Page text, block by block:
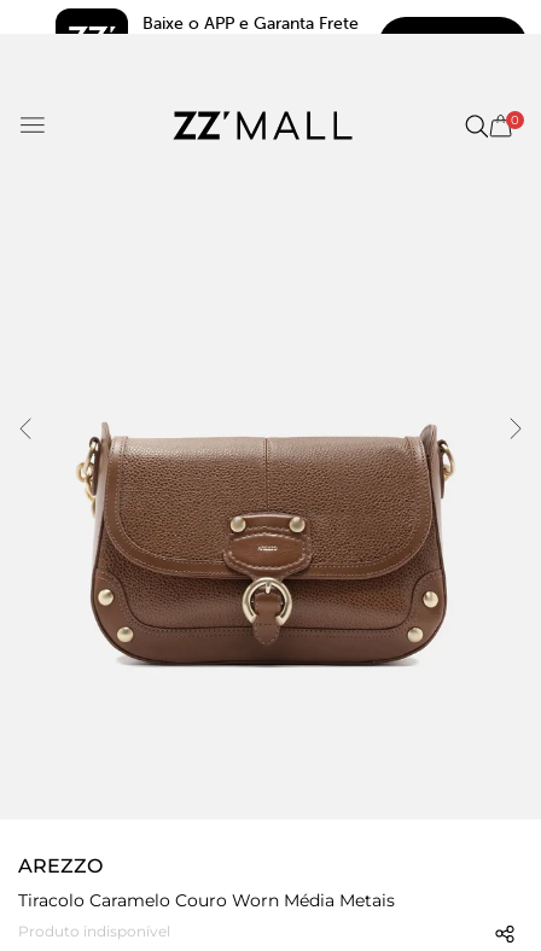
Baixe o APP e Garanta Frete
0
AREZZO
Tiracolo Caramelo Couro Worn Média Metais
Produto indisponível